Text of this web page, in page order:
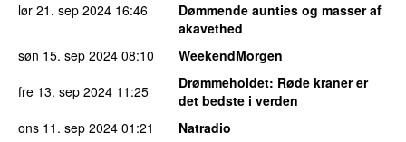
lør 21. sep 2024 16:46
Dømmende aunties og masser af
akavethed
søn 15. sep 2024 08:10
WeekendMorgen
fre 13. sep 2024 11:25 Drømmeholdet: Røde kraner er
det bedste i verden
ons 11. sep 2024 01:21
Natradio